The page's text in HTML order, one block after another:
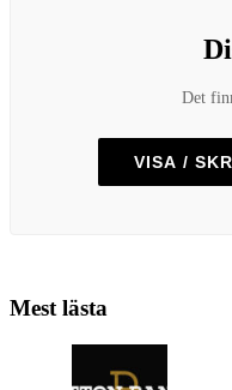
Det
VISA /
Mest lästa